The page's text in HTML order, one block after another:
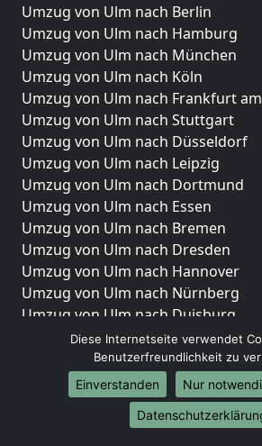
Umzug von Ulm nach Berlin
Umzug von Ulm nach Hamburg
Umzug von Ulm nach München
Umzug von Ulm nach Köln
Umzug von Ulm nach Frankfurt
Umzug von Ulm nach Stuttgart
Umzug von Ulm nach Düsseldorf
Umzug von Ulm nach Leipzig
Umzug von Ulm nach Dortmund
Umzug von Ulm nach Essen
Umzug von Ulm nach Bremen
Umzug von Ulm nach Dresden
Umzug von Ulm nach Hannover
Umzug von Ulm nach Nürnberg
Umzug von Ulm nach Duisburg
Umzug von Ulm nach Bochum
Umzug von Ulm nach Wuppertal
Umzug von Ulm nach Bielefeld
Umzug von Ulm nach Bonn
Umzug von Ulm nach Münster
Diese Internetseite verwendet
Benutzerfreundlichkeit zu
Einverstanden
Nur